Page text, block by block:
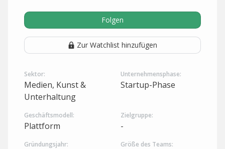
Folgen
Zur Watchlist hinzufügen
Sektor:
Medien, Kunst &
Unterhaltung
Unternehmensphase:
Startup-Phase
Geschäftsmodell:
Plattform
Zielgruppe:
-
Gründungsjahr: Größe des Teams: